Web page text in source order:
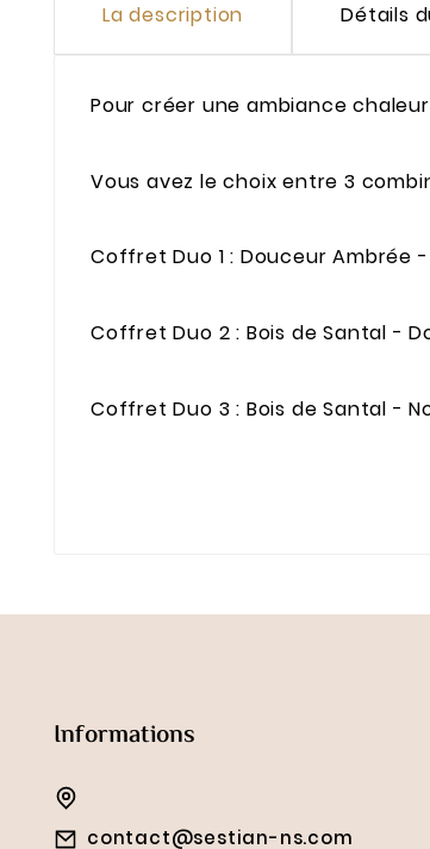
La description Détails
Pour créer une ambiance
Vous avez le choix entre 3
Coffret Duo 1 : Douceur Ambrée
Coffret Duo 2 : Bois de Santal -
Coffret Duo 3 : Bois de Santal -
Informations
contact@sestian-ns.com